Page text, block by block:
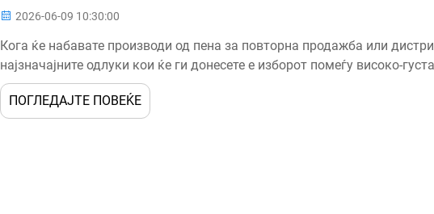
2026-06-09 10:30:00
Кога ќе набавате производи од пена за повторна продажба или
најзначајните одлуки кои ќе ги донесете е изборот помеѓу високо-
Овој избор не е само прашање на техничките спецификации на
влијае...
ПОГЛЕДАЈТЕ ПОВЕЌЕ